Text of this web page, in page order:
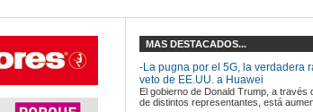
MAS DESTACADOS...
-La pugna por el 5G, la verdadera
veto de EE.UU. a Huawei
El gobierno de Donald Trump, a través
de distintos representantes, está